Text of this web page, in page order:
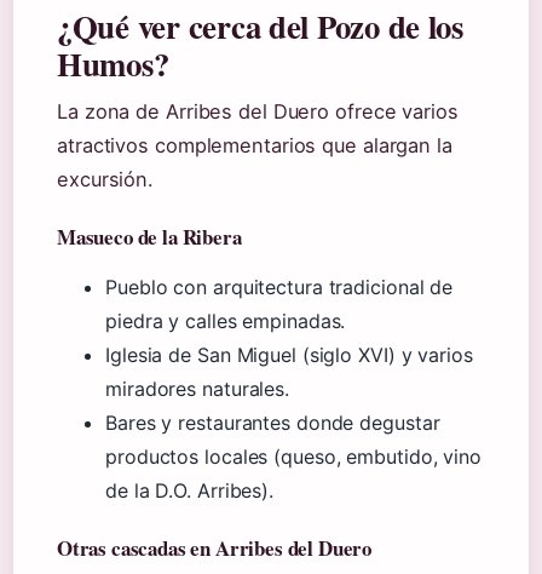
¿Qué ver cerca del Pozo de los
Humos?
La zona de Arribes del Duero ofrece varios
atractivos complementarios que alargan la
excursión.
Masueco de la Ribera
Pueblo con arquitectura tradicional de
piedra y calles empinadas.
Iglesia de San Miguel (siglo XVI) y varios
miradores naturales.
Bares y restaurantes donde degustar
productos locales (queso, embutido, vino
de la D.O. Arribes).
Otras cascadas en Arribes del Duero